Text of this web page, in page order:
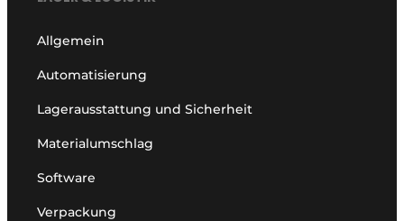
Allgemein
Automatisierung
Lagerausstattung und Sicherheit
Materialumschlag
Software
Verpackung